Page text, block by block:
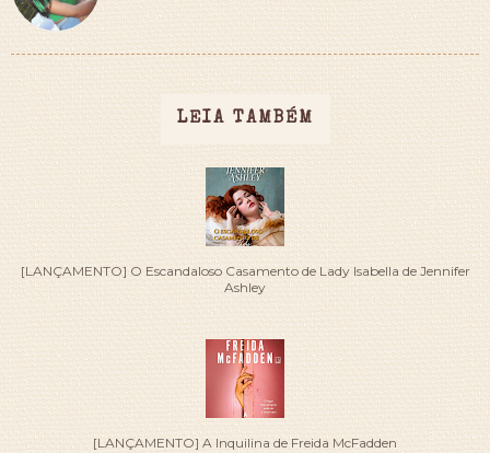
LEIA TAMBÉM
[LANÇAMENTO] O Escandaloso Casamento de Lady Isabella de Jennifer
Ashley
[LANÇAMENTO] A Inquilina de Freida McFadden